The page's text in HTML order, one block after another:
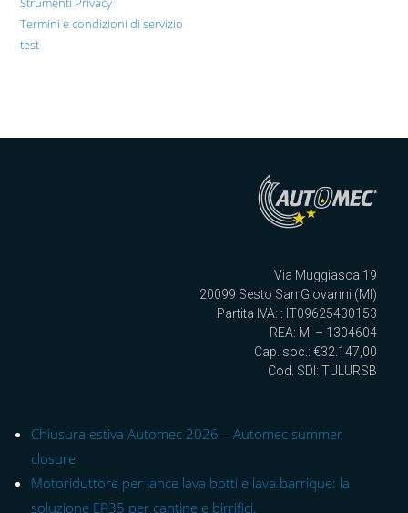
Termini e condizioni di servizio
test
Via Muggiasca 19
20099 Sesto San Giovanni (MI)
Partita IVA: : IT09625430153
REA: MI – 1304604
Cap. soc.: €32.147,00
Cod. SDI: TULURSB
Chiusura estiva Automec 2026 – Automec summer
closure
Motoriduttore per lance lava botti e lava barrique: la
soluzione EP35 per cantine e birrifici.